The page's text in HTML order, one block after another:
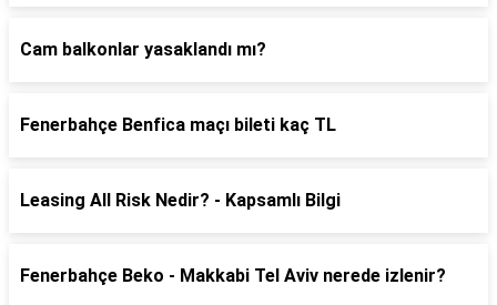
Cam balkonlar yasaklandı mı?
Fenerbahçe Benfica maçı bileti kaç TL
Leasing All Risk Nedir? - Kapsamlı Bilgi
Fenerbahçe Beko - Makkabi Tel Aviv nerede izlenir?